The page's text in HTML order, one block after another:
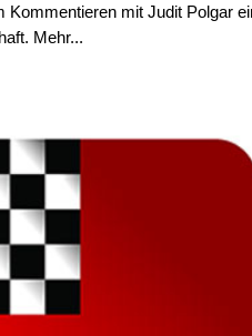
mit Judit Polgar
Mehr...